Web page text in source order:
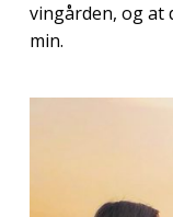
vingården, og at
min.